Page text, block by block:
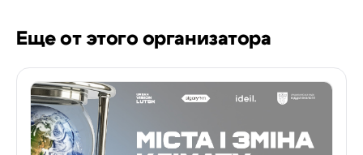
Еще от этого организатора